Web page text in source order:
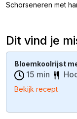
Schorseneren met
Dit vind je
Bloemkoolrijst
15 min
Bekijk recept